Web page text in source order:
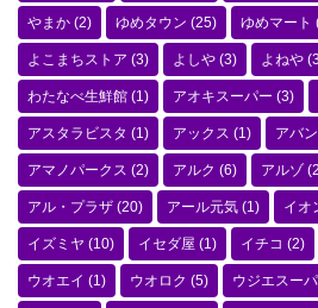
やまか (2) ゆめタウン (25) ゆめマート
よこまちストア (3) よしや (3) よねや
わたなべ生鮮館 (1) アオキスーパー (3)
アスタラビスタ (1) アックス (1) アバ
アマノパークス (2) アルク (6) アルゾ
アル・プラザ (20) アール元気 (1) イオ
イズミヤ (10) イセダ屋 (1) イチコ (2)
ウオエイ (1) ウオロク (5) ウジエスー